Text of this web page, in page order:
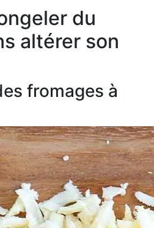
du
altérer son
fromages à